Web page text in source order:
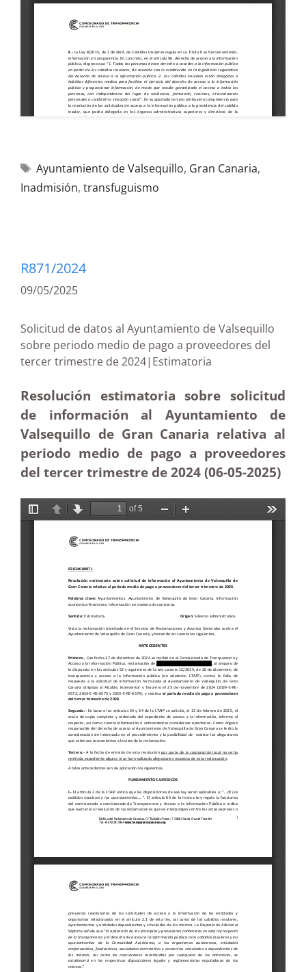
Ayuntamiento de Valsequillo, Gran Canaria,
Inadmisión, transfuguismo
R871/2024
09/05/2025
Solicitud de datos al Ayuntamiento de Valsequillo
sobre periodo medio de pago a proveedores del
tercer trimestre de 2024|Estimatoria
Resolución estimatoria sobre solicitud
de información al Ayuntamiento de
Valsequillo de Gran Canaria relativa al
periodo medio de pago a proveedores
del tercer trimestre de 2024 (06-05-2025)